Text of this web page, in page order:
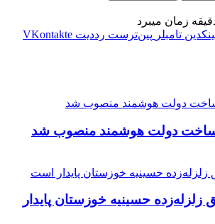
‫تامبلر ‫پین‌ترست ‫رددیت ‫VKontakte
دولت هوشمند منصوب شد
زلزله‌زده حسینیه خوزستان پایدار